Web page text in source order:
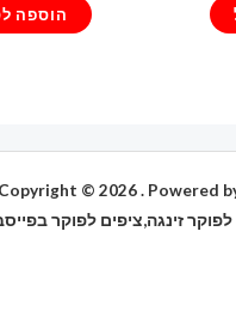
הוספה
לפוקר זינגה,ציפים לפוקר